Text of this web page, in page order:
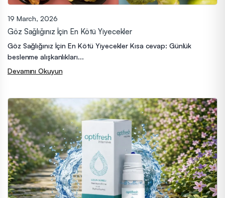
19 March, 2026
Göz Sağlığınız İçin En Kötü Yiyecekler
Göz Sağlığınız İçin En Kötü Yiyecekler Kısa cevap: Günlük
beslenme alışkanlıkları...
Devamını Okuyun